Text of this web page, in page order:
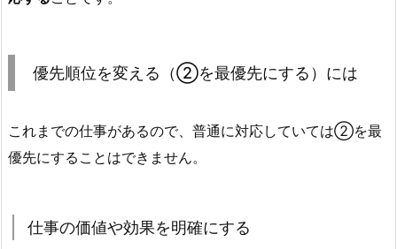
優先順位を変える（②を最優先にする）には
これまでの仕事があるので、普通に対応していては②を最
優先にすることはできません。
仕事の価値や効果を明確にする